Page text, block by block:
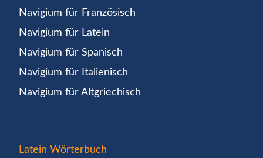
Navigium für Französisch
Navigium für Latein
Navigium für Spanisch
Navigium für Italienisch
Navigium für Altgriechisch
Latein Wörterbuch